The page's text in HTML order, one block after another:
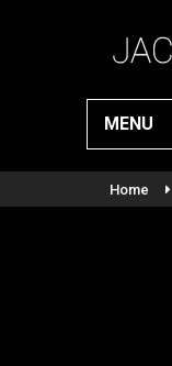
MENU
Home